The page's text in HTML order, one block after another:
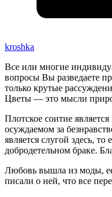
kroshka
Все или многие
вопросы Вы разведаете
только крутые
Цветы — это мысли
Плотское соитие
осуждаемом за
является слугой здесь, то
добродетельном браке.
Любовь вышла из моды,
писали о ней, что все